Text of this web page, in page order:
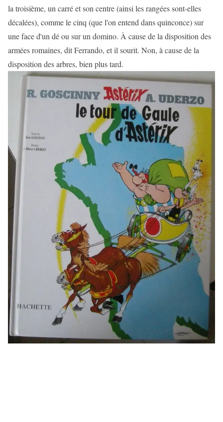
la troisième, un carré et son centre (ainsi les rangées sont-elles
décalées), comme le cinq (que l'on entend dans quinconce) sur
une face d'un dé ou sur un domino. À cause de la disposition des
armées romaines, dit Ferrando, et il sourit. Non, à cause de la
disposition des arbres, bien plus tard.